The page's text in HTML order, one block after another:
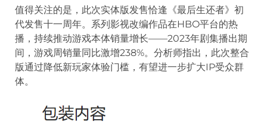
值得关注的是，此次实体版发售恰逢《最后生还者》初
代发售十一周年。系列影视改编作品在HBO平台的热
播，持续推动游戏本体销量增长——2023年剧集播出期
间，游戏周销量同比激增238%。分析师指出，此次整合
版通过降低新玩家体验门槛，有望进一步扩大IP受众群
体。